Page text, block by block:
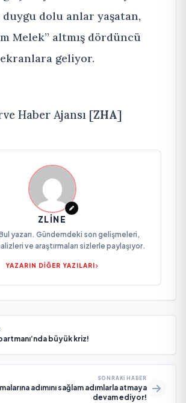
dolu anlar yaşatan,
Melek” altmış dördüncü
geliyor.
Haber Ajansı [ZHA]
ZLINE
yazarı. Gündemdeki son gelişmeleri,
ve araştırmaları sizlerle paylaşıyor.
YAZARIN DİĞER YAZILARI
büyük kriz!
SONRAKI HABER
adımını sağlam adımlarla atmaya
devam ediyor!